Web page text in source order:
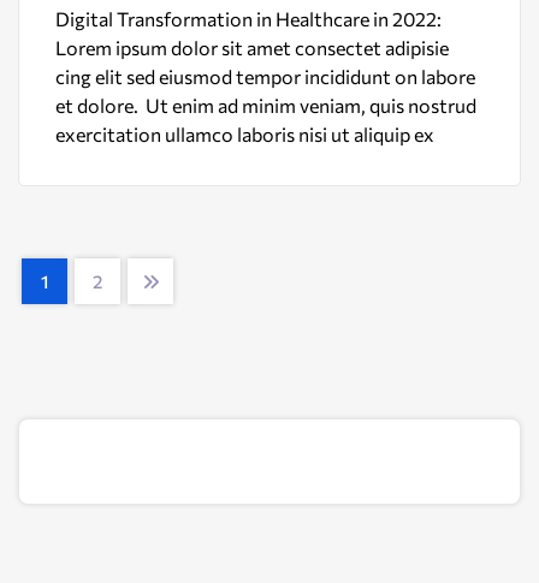
Digital Transformation in Healthcare in 2022:
Lorem ipsum dolor sit amet consectet adipisie
cing elit sed eiusmod tempor incididunt on labore
et dolore. Ut enim ad minim veniam, quis nostrud
exercitation ullamco laboris nisi ut aliquip ex
1 2